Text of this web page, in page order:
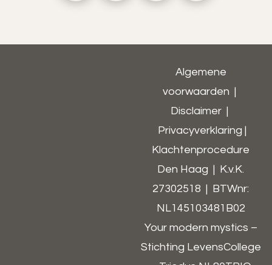
Algemene
voorwaarden |
Disclaimer |
Privacyverklaring |
Klachtenprocedure
Den Haag | K.v.K.
27302518 | BTWnr:
NL145103481B02​
Your modern mystics –
Stichting LevensCollege